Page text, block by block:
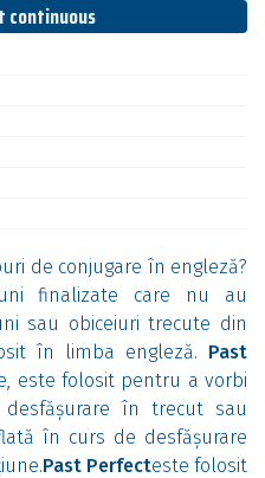
continuous
de conjugare în engleză?
finalizate care nu au
sau obiceiuri trecute din
în limba engleză. Past
este folosit pentru a vorbi
în trecut sau
în curs de desfășurare
Past Perfecteste folosit